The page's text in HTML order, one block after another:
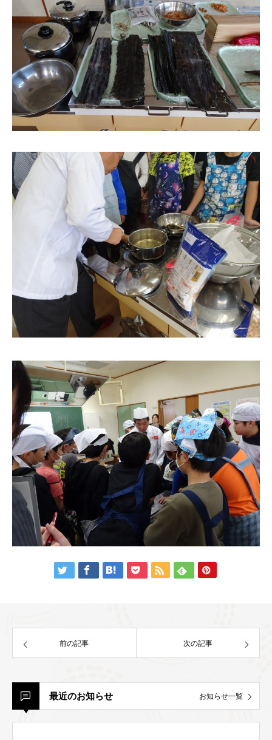
前の記事 次の記事
最近のお知らせ お知らせ一覧